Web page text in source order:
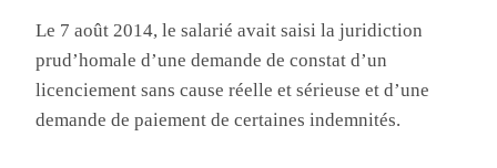
Le 7 août 2014, le salarié avait saisi la juridiction
prud’homale d’une demande de constat d’un
licenciement sans cause réelle et sérieuse et d’une
demande de paiement de certaines indemnités.